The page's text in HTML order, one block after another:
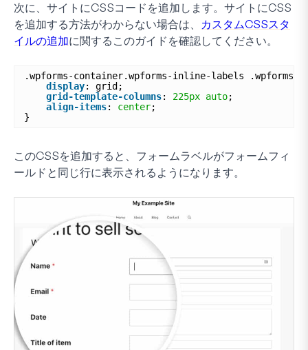
次に、サイトにCSSコードを追加します。サイトにCSS
を追加する方法がわからない場合は、 カスタムCSSスタ
イルの追加に関するこのガイドを確認してください。
.wpforms-container.wpforms-inline-labels
display: grid;
grid-template-columns: 225px auto;
align-items: center;
}
このCSSを追加すると、フォームラベルがフォームフィ
ールドと同じ行に表示されるようになります。